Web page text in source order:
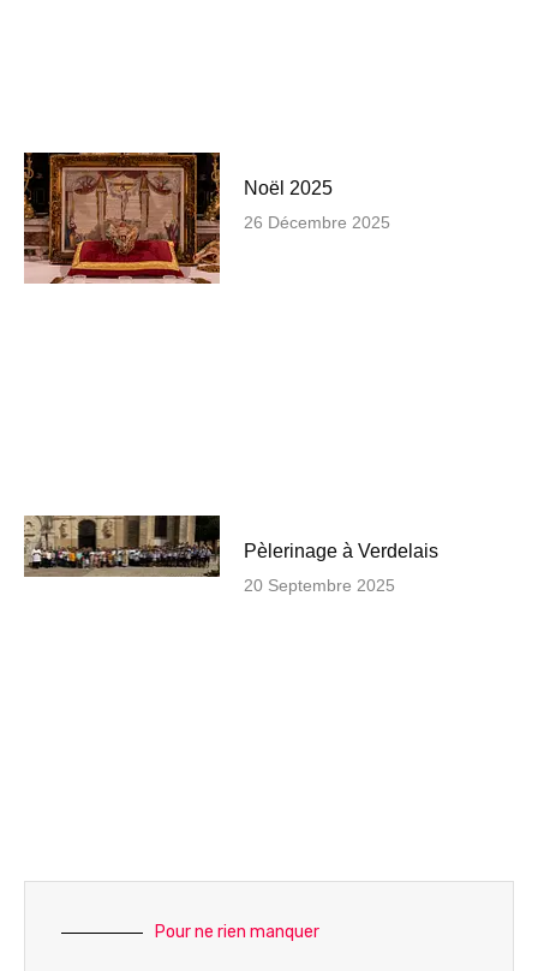
Noël 2025
26 Décembre 2025
Pèlerinage à Verdelais
20 Septembre 2025
Pour ne rien manquer